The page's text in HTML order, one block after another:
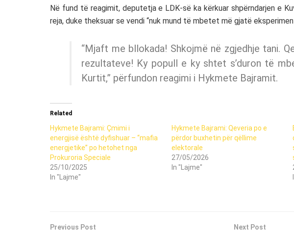
Në fund të reagimit, deputetja e LDK-së ka kërkuar shpërndarjen e
reja, duke theksuar se vendi “nuk mund të mbetet më gjatë
“Mjaft me bllokada! Shkojmë në zgjedhje tani.
rezultateve! Ky popull e ky shtet s’duron të
Kurtit,” përfundon reagimi i Hykmete Bajramit.
Related
Hykmete Bajrami: Çmimi i
energjisë është dyfishuar – “mafia
energjetike” po hetohet nga
Prokuroria Speciale
25/10/2025
In "Lajme"
Hykmete Bajrami: Qeveria po e
përdor buxhetin për qëllime
elektorale
27/05/2026
In "Lajme"
Previous Post Next Post